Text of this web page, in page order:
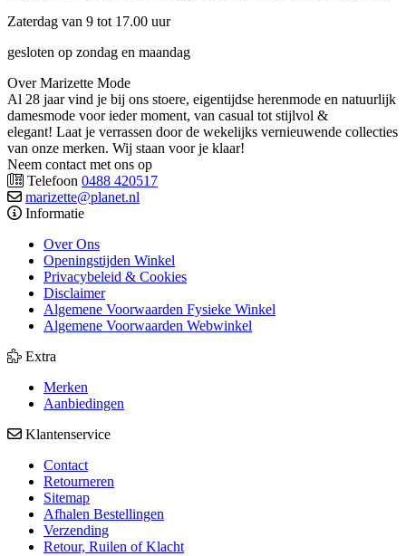
Zaterdag van 9 tot 17.00 uur
gesloten op zondag en maandag
Over Marizette Mode
Al 28 jaar vind je bij ons stoere, eigentijdse herenmode en natuurlijk
damesmode voor ieder moment, van casual tot stijlvol &
elegant! Laat je verrassen door de wekelijks vernieuwende collecties
van onze merken. Wij staan voor je klaar!
Neem contact met ons op
Telefoon 0488 420517
marizette@planet.nl
Informatie
Over Ons
Openingstijden Winkel
Privacybeleid & Cookies
Disclaimer
Algemene Voorwaarden Fysieke Winkel
Algemene Voorwaarden Webwinkel
Extra
Merken
Aanbiedingen
Klantenservice
Contact
Retourneren
Sitemap
Afhalen Bestellingen
Verzending
Retour, Ruilen of Klacht